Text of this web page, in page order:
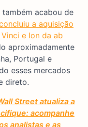
acabou de
a aquisição
e Ion da ab
aproximadamente
Portugal e
esses mercados
direto.
Street atualiza a
acompanhe
analistas e as